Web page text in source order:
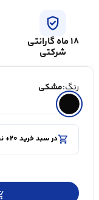
verified_user
۱۸ ماه گارانتی
شرکتی
رنگ:مشکی
shopping_cartدر سبد خرید ۲۰+ نفر
visibility۵۰۰۰+ بازدید در ۲۴ ساعت اخیر
shopping_cartدر سبد خرید ۲۰+ نفر